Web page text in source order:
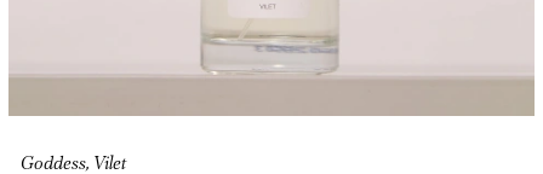
Goddess, Vilet